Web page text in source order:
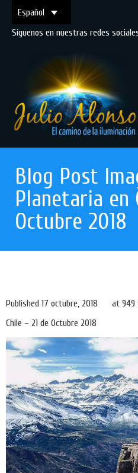
Español
Síguenos en nuestras redes
Blog Post
Planetaria en
Octubre 2018
Published 17 octubre, 2018 at 949
Chile – 21 de Octubre 2018